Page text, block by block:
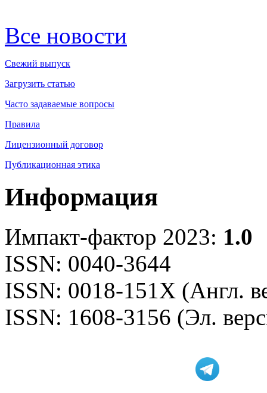
Все новости
Свежий выпуск
Загрузить статью
Часто задаваемые вопросы
Правила
Лицензионный договор
Публикационная этика
Информация
Импакт-фактор 2023: 1.0
ISSN: 0040-3644
ISSN: 0018-151X (Англ.
ISSN: 1608-3156 (Эл.